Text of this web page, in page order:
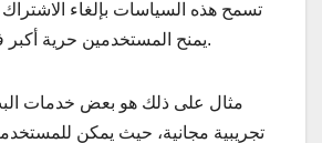
تسمح هذه السياسات بإلغاء
يمنح المستخدمين حرية أكبر في اتخاذ القرارات.
مثال على ذلك هو بعض خدمات
تجريبية مجانية، حيث يمكن